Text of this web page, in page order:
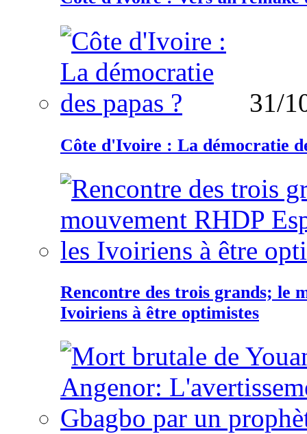
31/
Côte d'Ivoire : La démocratie
Rencontre des trois grands; le
Ivoiriens à être optimistes